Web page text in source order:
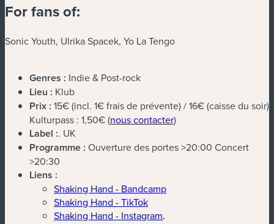
For fans of:
Sonic Youth, Ulrika Spacek, Yo La Tengo
Genres : Indie & Post-rock
Lieu : Klub
Prix : 15€ (incl. 1€ frais de prévente) / 16€ (caisse du soir)
Kulturpass : 1,50€ (nous contacter(nouvelle fenêtre)
)
Label :. UK
Programme : Ouverture des portes >20:00 Concert
>20:30
Liens :
Shaking Hand - Bandcamp
Shaking Hand - TikTok
Shaking Hand - Instagram.